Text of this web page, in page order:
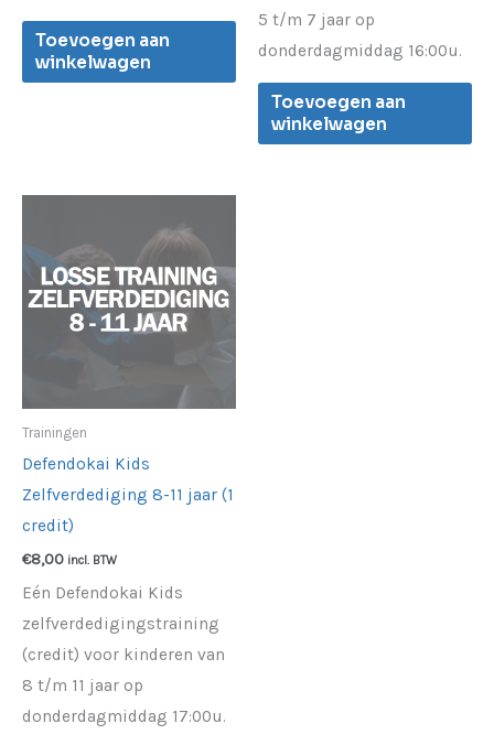
Toevoegen aan
winkelwagen
5 t/m 7 jaar op
donderdagmiddag 16:00u.
Toevoegen aan
winkelwagen
Trainingen
Defendokai Kids
Zelfverdediging 8-11 jaar (1
credit)
€8,00 incl. BTW
Eén Defendokai Kids
zelfverdedigingstraining
(credit) voor kinderen van
8 t/m 11 jaar op
donderdagmiddag 17:00u.